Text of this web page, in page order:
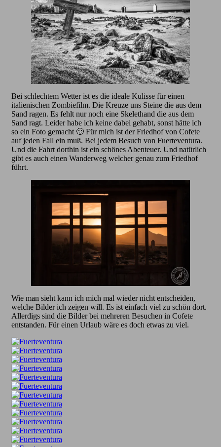
Bei schlechtem Wetter ist es die ideale Kulisse für einen
italienischen Zombiefilm. Die Kreuze uns Steine die aus dem
Sand ragen. Es fehlt nur noch eine Skelethand die aus dem
Sand ragt. Leider habe ich keine dabei gehabt, sonst hätte ich
so ein Foto gemacht 🙂 Für mich ist der Friedhof von Cofete
auf jeden Fall ein muß. Bei jedem Besuch von Fuerteventura.
Und die Fahrt dorthin ist ein schönes Abenteuer. Und natürlich
gibt es auch einen Wanderweg welcher genau zum Friedhof
führt.
Wie man sieht kann ich mich mal wieder nicht entscheiden,
welche Bilder ich zeigen will. Es ist einfach viel zu schön dort.
Allerdigs sind die Bilder bei mehreren Besuchen in Cofete
entstanden. Für einen Urlaub wäre es doch etwas zu viel.